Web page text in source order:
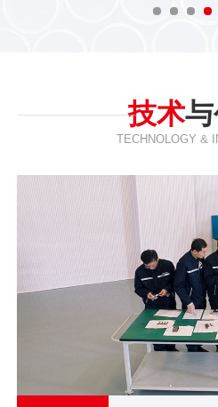
技术
TECHNOLOGY &